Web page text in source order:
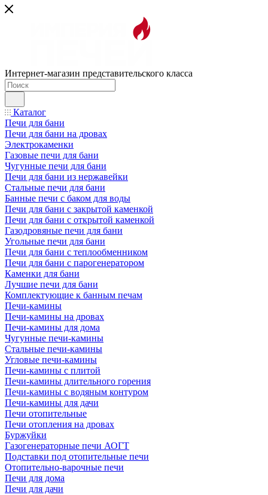
Интернет-магазин представительского класса
Каталог
Печи для бани
Печи для бани на дровах
Электрокаменки
Газовые печи для бани
Чугунные печи для бани
Печи для бани из нержавейки
Стальные печи для бани
Банные печи с баком для воды
Печи для бани с закрытой каменкой
Печи для бани с открытой каменкой
Газодровяные печи для бани
Угольные печи для бани
Печи для бани с теплообменником
Печи для бани с парогенератором
Каменки для бани
Лучшие печи для бани
Комплектующие к банным печам
Печи-камины
Печи-камины на дровах
Печи-камины для дома
Чугунные печи-камины
Стальные печи-камины
Угловые печи-камины
Печи-камины с плитой
Печи-камины длительного горения
Печи-камины с водяным контуром
Печи-камины для дачи
Печи отопительные
Печи отопления на дровах
Буржуйки
Газогенераторные печи АОГТ
Подставки под отопительные печи
Отопительно-варочные печи
Печи для дома
Печи для дачи